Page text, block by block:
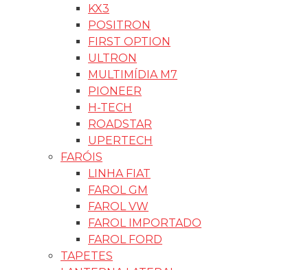
KX3
POSITRON
FIRST OPTION
ULTRON
MULTIMÍDIA M7
PIONEER
H-TECH
ROADSTAR
UPERTECH
FARÓIS
LINHA FIAT
FAROL GM
FAROL VW
FAROL IMPORTADO
FAROL FORD
TAPETES